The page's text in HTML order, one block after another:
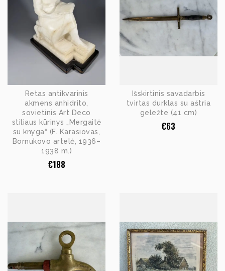
Retas antikvarinis
akmens anhidrito,
sovietinis Art Deco
stiliaus kūrinys „Mergaitė
su knyga“ (F. Karasiovas,
Bornukovo artelė, 1936–
1938 m.)
€188
Išskirtinis savadarbis
tvirtas durklas su aštria
geležte (41 cm)
€63